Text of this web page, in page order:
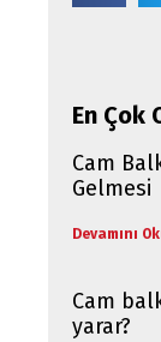
En Çok
Cam
Gelmesi
Devamını
Cam
yarar?